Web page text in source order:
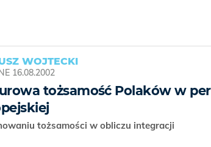
WOJTECKI
16.08.2002
tożsamość Polaków w
tożsamości w obliczu integracji